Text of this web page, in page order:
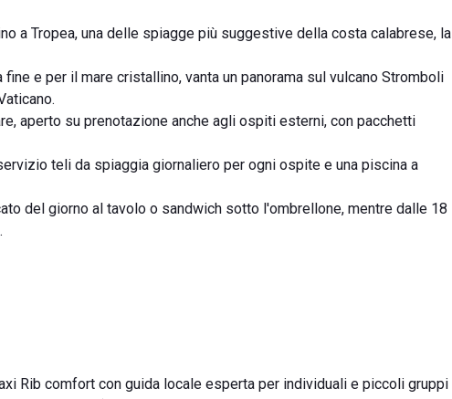
a Tropea, una delle spiagge più suggestive della costa calabrese, la
e per il mare cristallino, vanta un panorama sul vulcano Stromboli
aperto su prenotazione anche agli ospiti esterni, con pacchetti
teli da spiaggia giornaliero per ogni ospite e una piscina a
del giorno al tavolo o sandwich sotto l'ombrellone, mentre dalle 18
Rib comfort con guida locale esperta per individuali e piccoli gruppi